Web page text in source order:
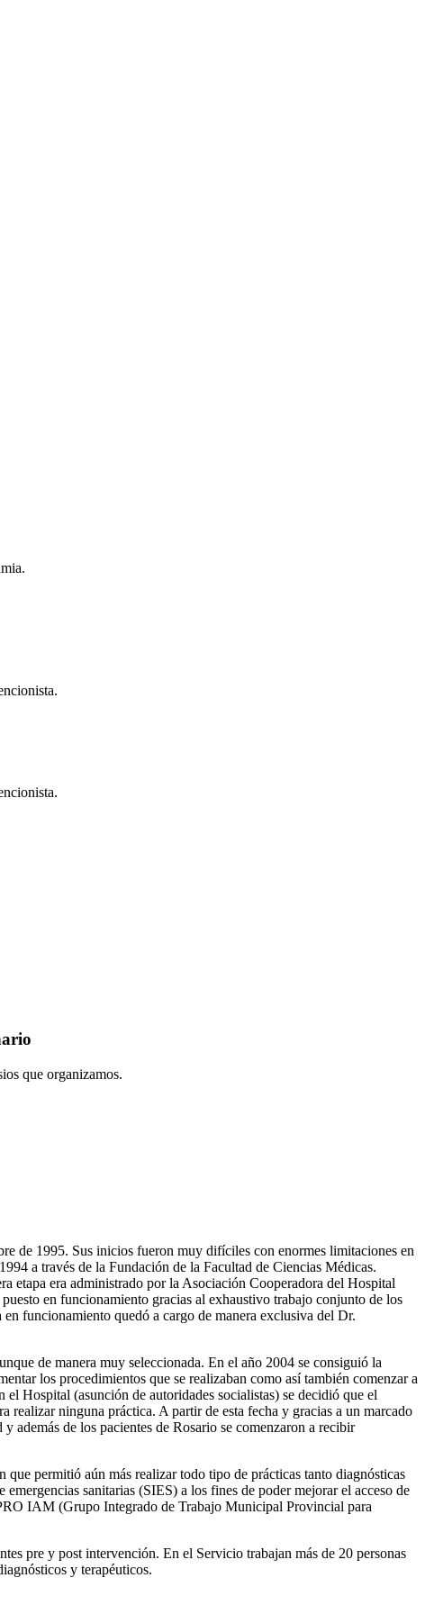
que organizamos.
de 1995. Sus inicios fueron muy difíciles con enormes limitaciones en
a través de la Fundación de la Facultad de Ciencias Médicas.
etapa era administrado por la Asociación Cooperadora del Hospital
en funcionamiento gracias al exhaustivo trabajo conjunto de los
funcionamiento quedó a cargo de manera exclusiva del Dr.
de manera muy seleccionada. En el año 2004 se consiguió la
los procedimientos que se realizaban como así también comenzar a
Hospital (asunción de autoridades socialistas) se decidió que el
ninguna práctica. A partir de esta fecha y gracias a un marcado
además de los pacientes de Rosario se comenzaron a recibir
permitió aún más realizar todo tipo de prácticas tanto diagnósticas
sanitarias (SIES) a los fines de poder mejorar el acceso de
IAM (Grupo Integrado de Trabajo Municipal Provincial para
pre y post intervención. En el Servicio trabajan más de 20 personas
y terapéuticos.